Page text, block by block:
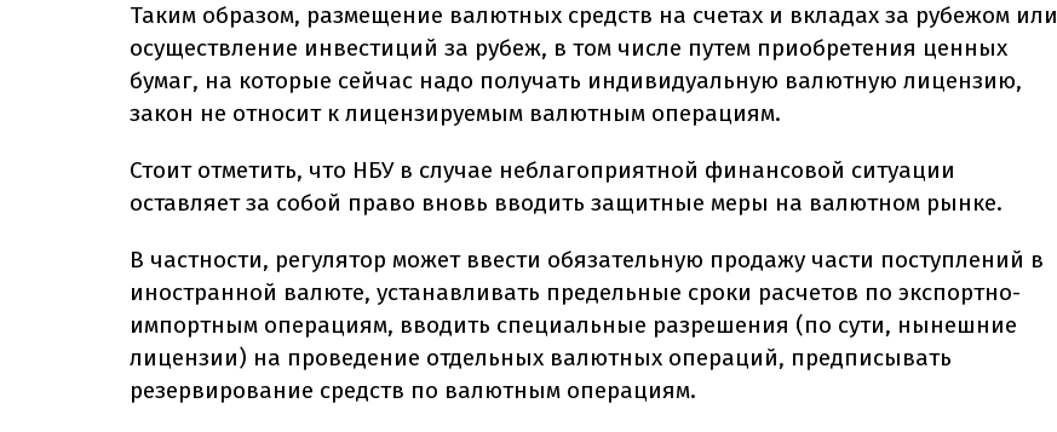
Таким образом, размещение валютных средств на счетах и вкладах за рубежом или
осуществление инвестиций за рубеж, в том числе путем приобретения ценных
бумаг, на которые сейчас надо получать индивидуальную валютную лицензию,
закон не относит к лицензируемым валютным операциям.
Стоит отметить, что НБУ в случае неблагоприятной финансовой ситуации
оставляет за собой право вновь вводить защитные меры на валютном рынке.
В частности, регулятор может ввести обязательную продажу части поступлений в
иностранной валюте, устанавливать предельные сроки расчетов по экспортно-
импортным операциям, вводить специальные разрешения (по сути, нынешние
лицензии) на проведение отдельных валютных операций, предписывать
резервирование средств по валютным операциям.